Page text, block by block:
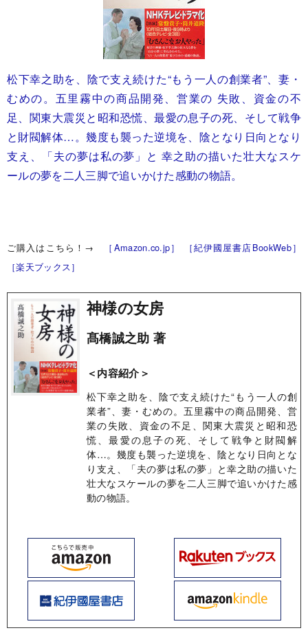
松下幸之助を、陰で支え続けた“もう一人の創業者”、妻・
むめの。五里霧中の商品開発、営業の 失敗、資金の不
足、関東大震災と昭和恐慌、最愛の息子の死、そして戦争
と財閥解体…。幾度も襲った逆境を、陰となり日向となり
支え、「夫の夢は私の夢」と 幸之助の描いた壮大なスケ
ールの夢を二人三脚で追いかけた感動の物語。
ご購入はこちら！→ ［Amazon.co.jp］
［紀伊國屋書店BookWeb］
［楽天ブックス］
神様の女房
髙橋誠之助 著
＜内容紹介＞
松下幸之助を、陰で支え続けた“もう一人の創
業者”、妻・むめの。五里霧中の商品開発、営
業の失敗、資金の不足、関東大震災と昭和恐
慌、最愛の息子の死、そして戦争と財閥解
体…。幾度も襲った逆境を、陰となり日向とな
り支え、「夫の夢は私の夢」と幸之助の描いた
壮大なスケールの夢を二人三脚で追いかけた感
動の物語。